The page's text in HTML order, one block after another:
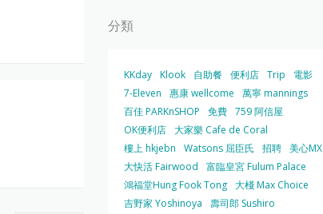
分類
KKday Klook 自助餐 便利店 Trip
電影
7-Eleven
惠康 wellcome
萬寧 mannings
百佳 PARKnSHOP
免費 759 阿信屋
OK便利店 大家樂 Cafe de Coral
樓上 hkjebn
Watsons 屈臣氏 招聘 美心MX
大快活 Fairwood
富臨皇宮 Fulum Palace
鴻福堂Hung Fook Tong 大棧 Max Choice
吉野家 Yoshinoya
壽司郎 Sushiro